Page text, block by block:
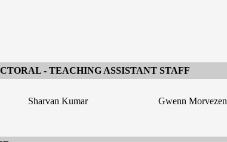
- TEACHING ASSISTANT STAFF
Sharvan Kumar Gwenn Morvezen